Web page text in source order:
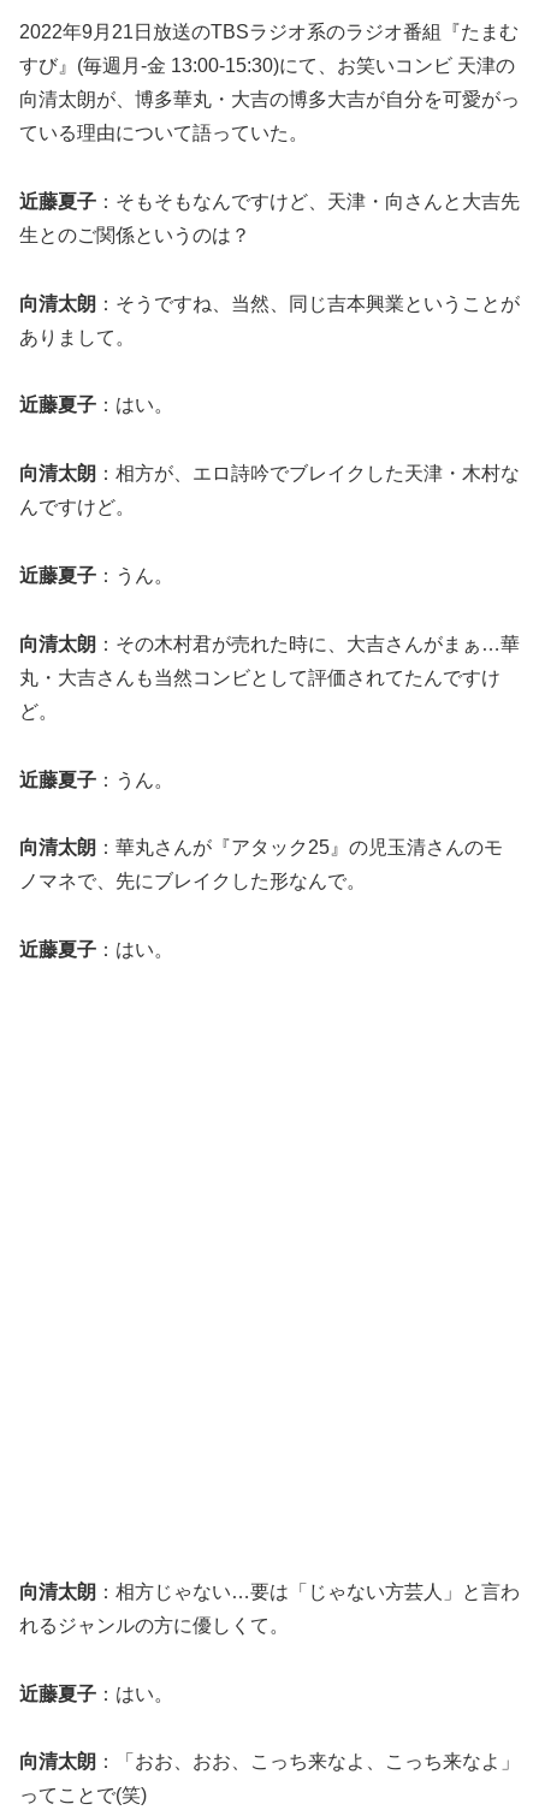
2022年9月21日放送のTBSラジオ系のラジオ番組『たまむ
すび』(毎週月-金 13:00-15:30)にて、お笑いコンビ 天津の
向清太朗が、博多華丸・大吉の博多大吉が自分を可愛がっ
ている理由について語っていた。
近藤夏子 ：そもそもなんですけど、天津・向さんと大吉先
生とのご関係というのは？
向清太朗 ：そうですね、当然、同じ吉本興業ということが
ありまして。
近藤夏子 ：はい。
向清太朗 ：相方が、エロ詩吟でブレイクした天津・木村な
んですけど。
近藤夏子 ：うん。
向清太朗 ：その木村君が売れた時に、大吉さんがまぁ…華
丸・大吉さんも当然コンビとして評価されてたんですけ
ど。
近藤夏子 ：うん。
向清太朗 ：華丸さんが『アタック25』の児玉清さんのモ
ノマネで、先にブレイクした形なんで。
近藤夏子 ：はい。
向清太朗 ：相方じゃない…要は「じゃない方芸人」と言わ
れるジャンルの方に優しくて。
近藤夏子 ：はい。
向清太朗 ：「おお、おお、こっち来なよ、こっち来なよ」
ってことで(笑)